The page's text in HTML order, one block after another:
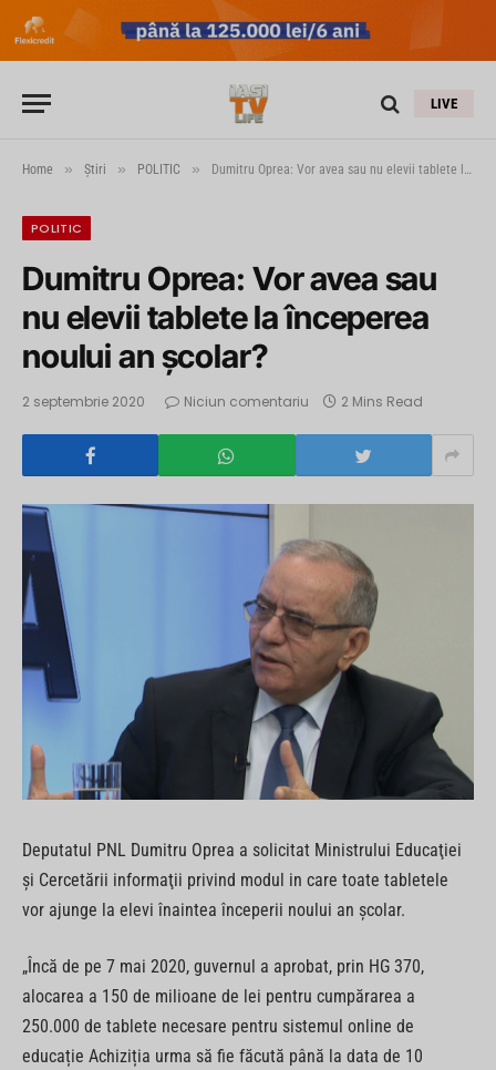
LIVE
Home » Știri » POLITIC » Dumitru Oprea: Vor avea sau nu elevii tablete la începerea noului an școlar?
POLITIC
Dumitru Oprea: Vor avea sau
nu elevii tablete la începerea
noului an școlar?
2 septembrie 2020 Niciun comentariu 2 Mins Read
Deputatul PNL Dumitru Oprea a solicitat Ministrului Educaţiei
şi Cercetării informaţii privind modul in care toate tabletele
vor ajunge la elevi înaintea începerii noului an şcolar.
„Încă de pe 7 mai 2020, guvernul a aprobat, prin HG 370,
alocarea a 150 de milioane de lei pentru cumpărarea a
250.000 de tablete necesare pentru sistemul online de
educație Achiziția urma să fie făcută până la data de 10